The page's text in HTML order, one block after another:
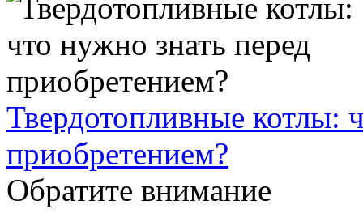
Твердотопливные котлы:
приобретением?
Обратите внимание